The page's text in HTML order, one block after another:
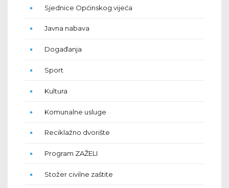
Sjednice Općinskog vijeća
Javna nabava
Događanja
Sport
Kultura
Komunalne usluge
Reciklažno dvorište
Program ZAŽELI
Stožer civilne zaštite